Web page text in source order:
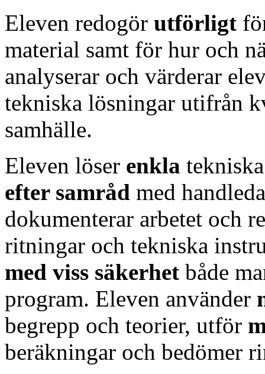
Eleven redogör utförligt
material samt för hur och
analyserar och värderar
tekniska lösningar utifrån
samhälle.
Eleven löser enkla
efter samråd med
dokumenterar arbetet och
ritningar och tekniska
med viss säkerhet både
program. Eleven använder
begrepp och teorier, utför
beräkningar och bedömer